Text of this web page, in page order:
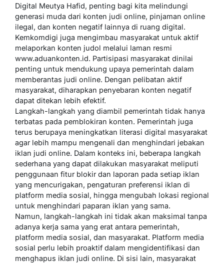
Digital Meutya Hafid, penting bagi kita melindungi
generasi muda dari konten judi online, pinjaman online
ilegal, dan konten negatif lainnya di ruang digital.
Kemkomdigi juga mengimbau masyarakat untuk aktif
melaporkan konten judol melalui laman resmi
www.aduankonten.id. Partisipasi masyarakat dinilai
penting untuk mendukung upaya pemerintah dalam
memberantas judi online. Dengan pelibatan aktif
masyarakat, diharapkan penyebaran konten negatif
dapat ditekan lebih efektif.
Langkah-langkah yang diambil pemerintah tidak hanya
terbatas pada pemblokiran konten. Pemerintah juga
terus berupaya meningkatkan literasi digital masyarakat
agar lebih mampu mengenali dan menghindari jebakan
iklan judi online. Dalam konteks ini, beberapa langkah
sederhana yang dapat dilakukan masyarakat meliputi
penggunaan fitur blokir dan laporan pada setiap iklan
yang mencurigakan, pengaturan preferensi iklan di
platform media sosial, hingga mengubah lokasi regional
untuk menghindari paparan iklan yang sama.
Namun, langkah-langkah ini tidak akan maksimal tanpa
adanya kerja sama yang erat antara pemerintah,
platform media sosial, dan masyarakat. Platform media
sosial perlu lebih proaktif dalam mengidentifikasi dan
menghapus iklan judi online. Di sisi lain, masyarakat